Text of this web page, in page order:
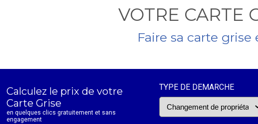
VOTRE CARTE
Faire sa carte
Calculez le prix de votre
Carte Grise
en quelques clics gratuitement et sans
engagement
TYPE DE DEMARCHE